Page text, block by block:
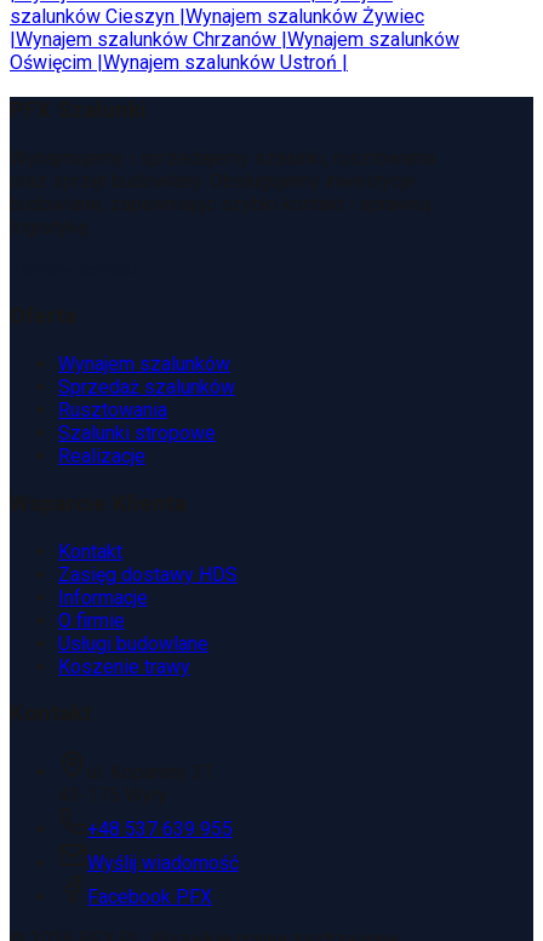
szalunków Cieszyn Wynajem szalunków Żywiec
Wynajem szalunków Chrzanów Wynajem szalunków
Oświęcim Wynajem szalunków Ustroń
Wynajem szalunków
Sprzedaż szalunków
Rusztowania
Szalunki stropowe
Realizacje
Kontakt
Zasięg dostawy HDS
Informacje
O firmie
Usługi budowlane
Koszenie trawy
+48 537 639 955
Wyślij wiadomość
Facebook PFX